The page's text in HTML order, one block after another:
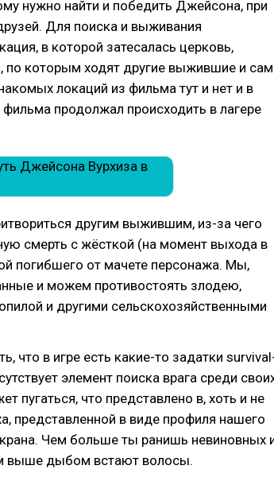
нужно найти и победить Джейсона, при
Для поиска и выживания
в которой затесалась церковь,
по которым ходят другие выжившие и сам
локаций из фильма тут и нет и в
фильма продолжал происходить в лагере
другим выжившим, из-за чего
смерть с жёсткой (на момент выхода в
погибшего от мачете персонажа. Мы,
и можем противостоять злодею,
и другими сельскохозяйственными
что в игре есть какие-то задатки
элемент поиска врага среди
пугаться, что представлено в, хоть и не
представленной в виде профиля нашего
Чем больше ты ранишь невиновных
выше дыбом встают волосы.